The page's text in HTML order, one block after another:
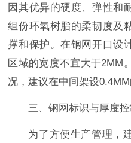
因其优异的硬度、弹性和
组份环氧树脂的柔韧度及
撑和保护。在钢网开口设
区域的宽度不宜大于2MM
况，建议在中间架设
三、钢网标识与厚度控
为了方便生产管理，